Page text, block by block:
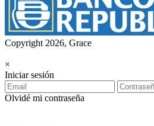
Copyright 2026, Grace
×
Iniciar sesión
Olvidé mi contraseña